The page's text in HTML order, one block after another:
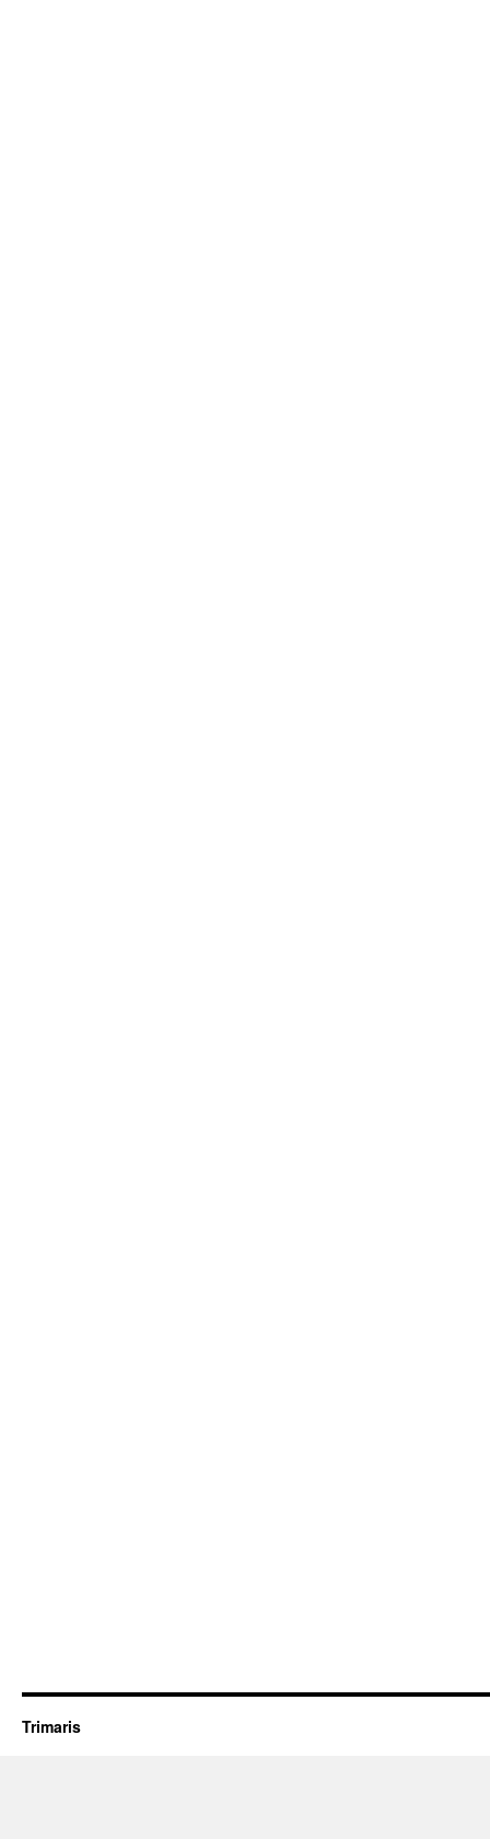
Trimaris